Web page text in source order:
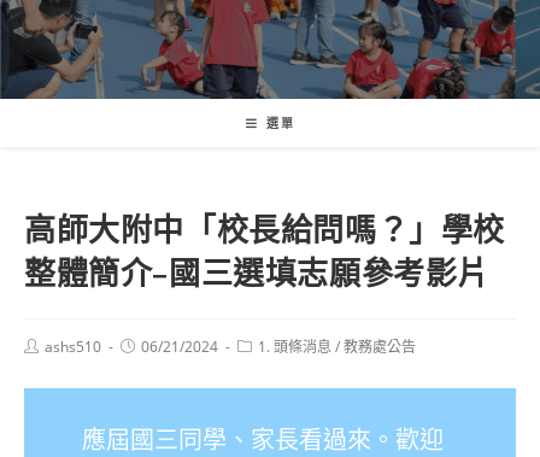
選單
高師大附中「校長給問嗎？」學校
整體簡介–國三選填志願參考影片
Postashs510
Post06/21/2024
Post1. 頭條消息 /教務處公告
應屆國三同學、家長看過來。歡迎